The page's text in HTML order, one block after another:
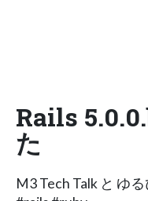
Rails
た
M3 Tech Talk と ゆ